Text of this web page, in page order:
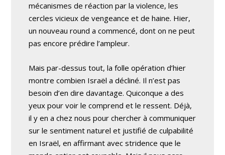
mécanismes de réaction par la violence, les
cercles vicieux de vengeance et de haine. Hier,
un nouveau round a commencé, dont on ne peut
pas encore prédire l’ampleur.
Mais par-dessus tout, la folle opération d’hier
montre combien Israël a décliné. Il n’est pas
besoin d’en dire davantage. Quiconque a des
yeux pour voir le comprend et le ressent. Déjà,
il y en a chez nous pour chercher à communiquer
sur le sentiment naturel et justifié de culpabilité
en Israël, en affirmant avec stridence que le